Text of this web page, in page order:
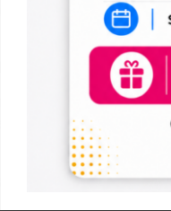
habitual de impresión.
de
solución práctica
escoger diseños de
para celebraciones,